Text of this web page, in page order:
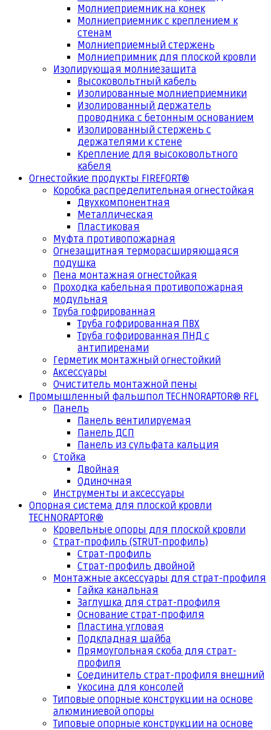
Молниеприемник на конек
Молниеприемник с креплением к
стенам
Молниеприемный стержень
Молниепримник для плоской кровли
Изолирующая молниезащита
Высоковольтный кабель
Изолированные молниеприемники
Изолированный держатель
проводника с бетонным основанием
Изолированный стержень с
держателями к стене
Крепление для высоковольтного
кабеля
Огнестойкие продукты FIREFORT®
Коробка распределительная огнестойкая
Двухкомпонентная
Металлическая
Пластиковая
Муфта противопожарная
Огнезащитная терморасширяющаяся
подушка
Пена монтажная огнестойкая
Проходка кабельная противопожарная
модульная
Труба гофрированная
Труба гофрированная ПВХ
Труба гофрированная ПНД с
антипиренами
Герметик монтажный огнестойкий
Аксессуары
Очиститель монтажной пены
Промышленный фальшпол TECHNORAPTOR® RFL
Панель
Панель вентилируемая
Панель ДСП
Панель из сульфата кальция
Стойка
Двойная
Одиночная
Инструменты и аксессуары
Опорная система для плоской кровли
TECHNORAPTOR®
Кровельные опоры для плоской кровли
Страт-профиль (STRUT-профиль)
Страт-профиль
Страт-профиль двойной
Монтажные аксессуары для страт-профиля
Гайка канальная
Заглушка для страт-профиля
Основание страт-профиля
Пластина угловая
Подкладная шайба
Прямоугольная скоба для страт-
профиля
Соединитель страт-профиля внешний
Укосина для консолей
Типовые опорные конструкции на основе
алюминиевой опоры
Типовые опорные конструкции на основе